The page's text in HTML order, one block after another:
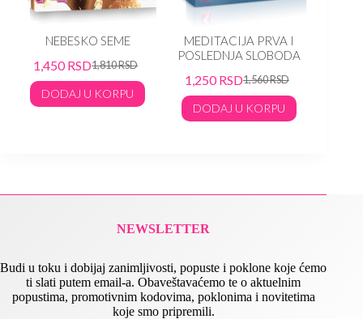
NEBESKO SEME
1,810RSD
1,450RSD
DODAJ U KORPU
MEDITACIJA PRVA I
POSLEDNJA SLOBODA
1,560RSD
1,250RSD
DODAJ U KORPU
NEWSLETTER
Budi u toku i dobijaj zanimljivosti, popuste i poklone koje ćemo
ti slati putem email-a. Obaveštavaćemo te o aktuelnim
popustima, promotivnim kodovima, poklonima i novitetima
koje smo pripremili.